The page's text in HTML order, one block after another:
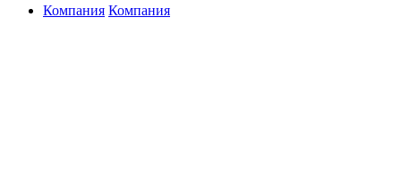
Компания Компания